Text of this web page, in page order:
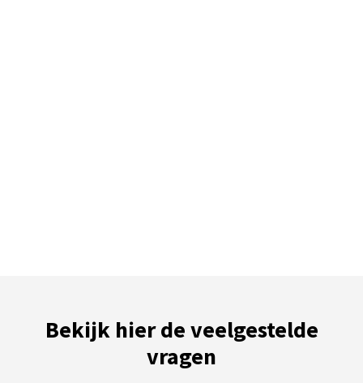
Bekijk hier de veelgestelde
vragen